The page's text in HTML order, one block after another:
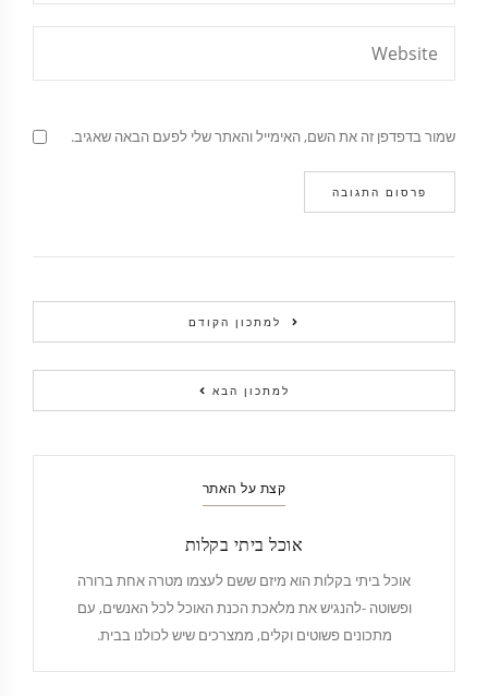
שמור בדפדפן זה את השם, האימייל והאתר שלי לפעם הבאה שאגיב.
למתכון הקודם
למתכון הבא
קצת על האתר
אוכל ביתי בקלות
אוכל ביתי בקלות הוא מיזם ששם לעצמו מטרה אחת ברורה
ופשוטה -להנגיש את מלאכת הכנת האוכל לכל האנשים, עם
מתכונים פשוטים וקלים, ממצרכים שיש לכולנו בבית.